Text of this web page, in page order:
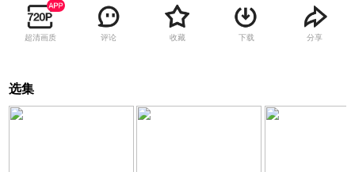
超清画质 评论 收藏 下载 分享
选集